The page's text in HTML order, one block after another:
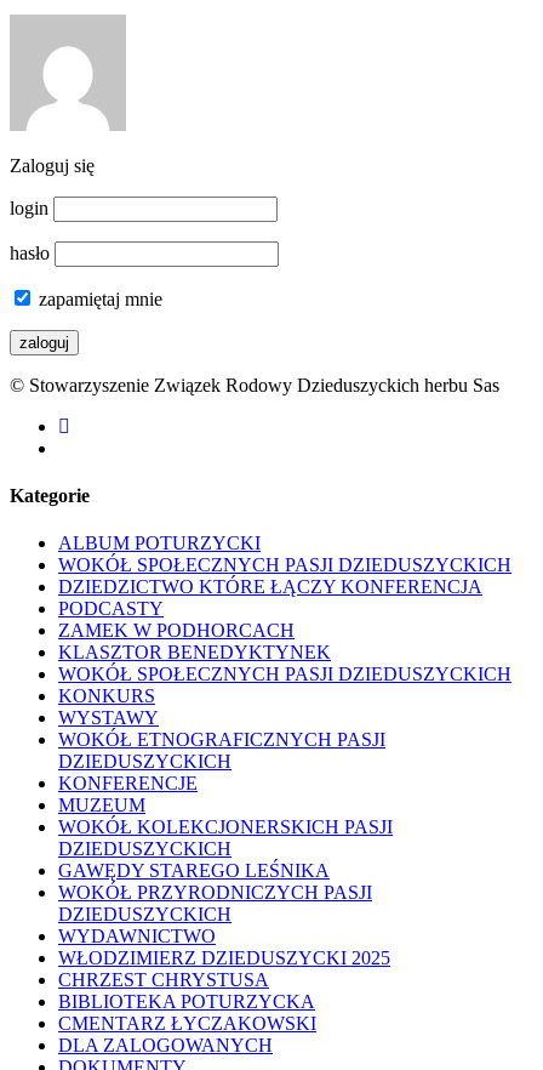
Zaloguj się
login
hasło
zapamiętaj mnie
© Stowarzyszenie Związek Rodowy Dzieduszyckich herbu Sas
facebook
Kategorie
ALBUM POTURZYCKI
WOKÓŁ SPOŁECZNYCH PASJI DZIEDUSZYCKICH
DZIEDZICTWO KTÓRE ŁĄCZY KONFERENCJA
PODCASTY
ZAMEK W PODHORCACH
KLASZTOR BENEDYKTYNEK
WOKÓŁ SPOŁECZNYCH PASJI DZIEDUSZYCKICH
KONKURS
WYSTAWY
WOKÓŁ ETNOGRAFICZNYCH PASJI
DZIEDUSZYCKICH
KONFERENCJE
MUZEUM
WOKÓŁ KOLEKCJONERSKICH PASJI
DZIEDUSZYCKICH
GAWĘDY STAREGO LEŚNIKA
WOKÓŁ PRZYRODNICZYCH PASJI
DZIEDUSZYCKICH
WYDAWNICTWO
WŁODZIMIERZ DZIEDUSZYCKI 2025
CHRZEST CHRYSTUSA
BIBLIOTEKA POTURZYCKA
CMENTARZ ŁYCZAKOWSKI
DLA ZALOGOWANYCH